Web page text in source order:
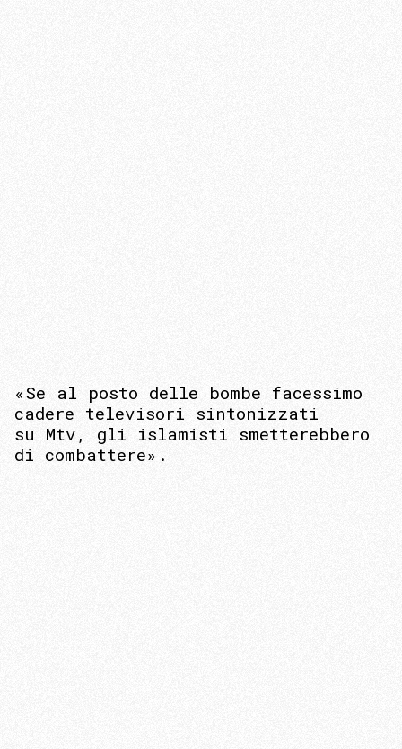
«Se al posto delle bombe facessimo
cadere televisori sintonizzati
su Mtv, gli islamisti smetterebbero
di combattere».